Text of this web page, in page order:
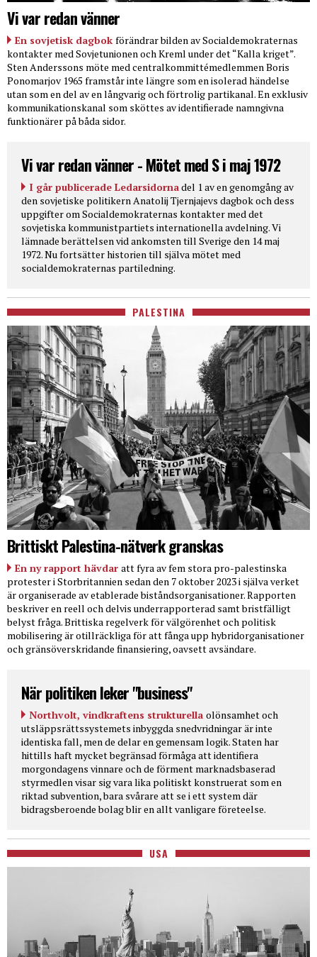
Vi var redan vänner
En sovjetisk dagbok förändrar bilden av Socialdemokraternas
kontakter med Sovjetunionen och Kreml under det “Kalla kriget”.
Sten Anderssons möte med centralkommittémedlemmen Boris
Ponomarjov 1965 framstår inte längre som en isolerad händelse
utan som en del av en långvarig och förtrolig partikanal. En exklusiv
kommunikationskanal som sköttes av identifierade namngivna
funktionärer på båda sidor.
Vi var redan vänner - Mötet med S i maj 1972
I går publicerade Ledarsidornadel 1 av en genomgång av
den sovjetiske politikern Anatolij Tjernjajevs dagbok och dess
uppgifter om Socialdemokraternas kontakter med det
sovjetiska kommunistpartiets internationella avdelning. Vi
lämnade berättelsen vid ankomsten till Sverige den 14 maj
1972. Nu fortsätter historien till själva mötet med
socialdemokraternas partiledning.
PALESTINA
Brittiskt Palestina-nätverk granskas
En ny rapport hävdar att fyra av fem stora pro-palestinska
protester i Storbritannien sedan den 7 oktober 2023 i själva verket
är organiserade av etablerade biståndsorganisationer. Rapporten
beskriver en reell och delvis underrapporterad samt bristfälligt
belyst fråga. Brittiska regelverk för välgörenhet och politisk
mobilisering är otillräckliga för att fånga upp hybridorganisationer
och gränsöverskridande finansiering, oavsett avsändare.
När politiken leker "business"
Northvolt, vindkraftens strukturella olönsamhet och
utsläppsrättssystemets inbyggda snedvridningar är inte
identiska fall, men de delar en gemensam logik. Staten har
hittills haft mycket begränsad förmåga att identifiera
morgondagens vinnare och de förment marknadsbaserad
styrmedlen visar sig vara lika politiskt konstruerat som en
riktad subvention, bara svårare att se i ett system där
bidragsberoende bolag blir en allt vanligare företeelse.
USA